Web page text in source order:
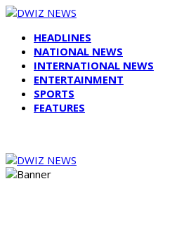
HEADLINES
NATIONAL NEWS
INTERNATIONAL NEWS
ENTERTAINMENT
SPORTS
FEATURES